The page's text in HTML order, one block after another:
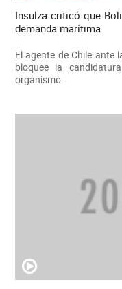
Insulza criticó que
demanda marítima
El agente de Chile ante
bloquee la
organismo.